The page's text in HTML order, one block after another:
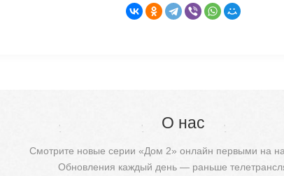
О нас
Смотрите новые серии «Дом 2» онлайн первыми на
Обновления каждый день — раньше